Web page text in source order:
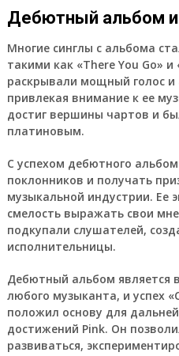
Дебютный альбом и
Многие синглы с альбома
такими как «There You Go»
раскрывали мощный голос и
привлекая внимание к ее
достиг вершины чартов и
платиновым.
С успехом дебютного
поклонников и получать
музыкальной индустрии. Ее
смелость выражать свои
подкупали слушателей,
исполнительницы.
Дебютный альбом является
любого музыканта, и успех
положил основу для
достижений Pink. Он
развиваться,